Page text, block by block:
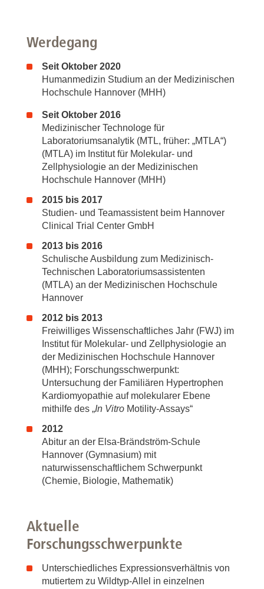
Werdegang
Seit Oktober 2020
Humanmedizin Studium an der Medizinischen
Hochschule Hannover (MHH)
Seit Oktober 2016
Medizinischer Technologe für
Laboratoriumsanalytik (MTL, früher: „MTLA“)
(MTLA) im Institut für Molekular- und
Zellphysiologie an der Medizinischen
Hochschule Hannover (MHH)
2015 bis 2017
Studien- und Teamassistent beim Hannover
Clinical Trial Center GmbH
2013 bis 2016
Schulische Ausbildung zum Medizinisch-
Technischen Laboratoriumsassistenten
(MTLA) an der Medizinischen Hochschule
Hannover
2012 bis 2013
Freiwilliges Wissenschaftliches Jahr (FWJ) im
Institut für Molekular- und Zellphysiologie an
der Medizinischen Hochschule Hannover
(MHH); Forschungsschwerpunkt:
Untersuchung der Familiären Hypertrophen
Kardiomyopathie auf molekularer Ebene
mithilfe des „In Vitro Motility-Assays“
2012
Abitur an der Elsa-Brändström-Schule
Hannover (Gymnasium) mit
naturwissenschaftlichem Schwerpunkt
(Chemie, Biologie, Mathematik)
Aktuelle
Forschungsschwerpunkte
Unterschiedliches Expressionsverhältnis von
mutiertem zu Wildtyp-Allel in einzelnen